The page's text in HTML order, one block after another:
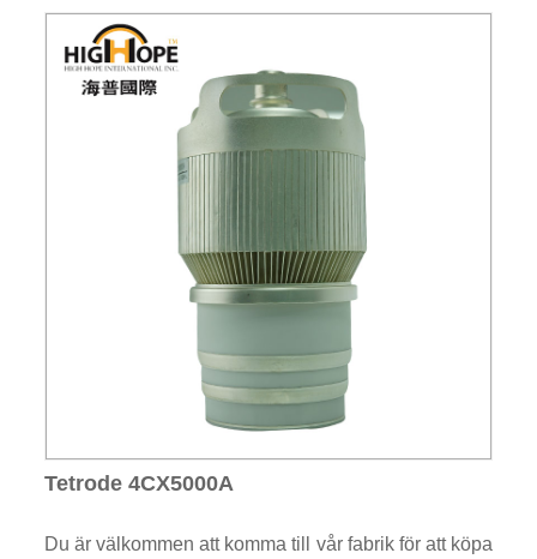
Tetrode 4CX5000A
Du är välkommen att komma till vår fabrik för att köpa